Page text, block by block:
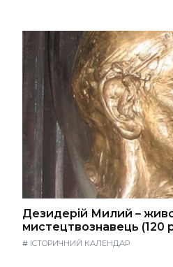
Дезидерій Милий –
мистецтвознавець (120
# ІСТОРИЧНИЙ КАЛЕНДАР